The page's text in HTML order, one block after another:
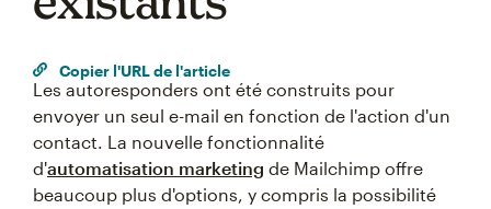
Copier l'URL de l'article
Les autoresponders ont été construits pour
envoyer un seul e-mail en fonction de l'action d'un
contact. La nouvelle fonctionnalité
d'automatisation marketing de Mailchimp offre
beaucoup plus d'options, y compris la possibilité